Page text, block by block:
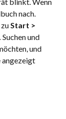
nach.
Start >
Suchen und
und
angezeigt